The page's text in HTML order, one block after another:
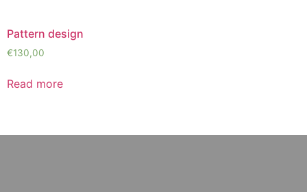
Pattern design
€130,00
Read more